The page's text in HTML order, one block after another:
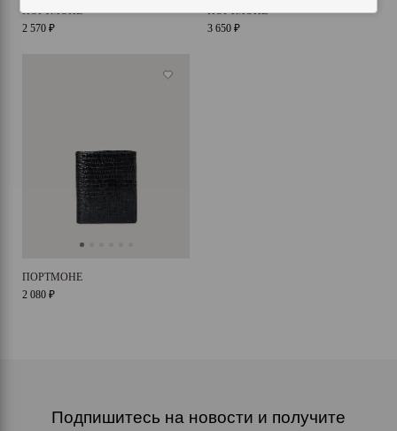
ПОРТМОНЕ
2 570 ₽
ПОРТМОНЕ
3 650 ₽
ПОРТМОНЕ
2 080 ₽
Подпишитесь на новости и получите